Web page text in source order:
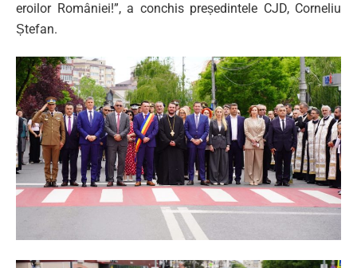
eroilor României!”, a conchis președintele CJD, Corneliu
Ștefan.